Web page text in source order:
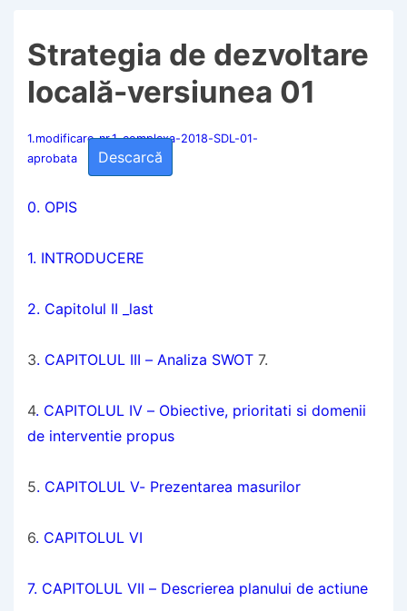
Strategia de dezvoltare
locală-versiunea 01
1.modificare-nr.1-complexa-2018-SDL-01-
aprobata
Descarcă
0. OPIS
1. INTRODUCERE
2. Capitolul II _last
3. CAPITOLUL III – Analiza SWOT 7.
4. CAPITOLUL IV – Obiective, prioritati si domenii
de interventie propus
5. CAPITOLUL V- Prezentarea masurilor
6. CAPITOLUL VI
7. CAPITOLUL VII – Descrierea planului de actiune